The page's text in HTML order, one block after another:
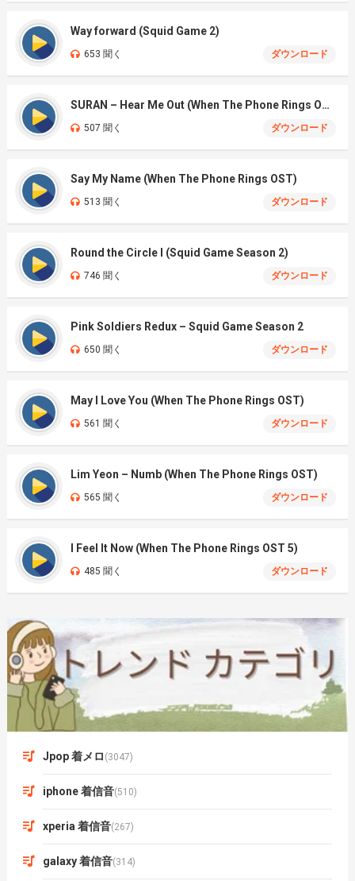
Way forward (Squid Game 2)
653 聞く ダウンロード
SURAN – Hear Me Out (When The Phone Rings OST)
507 聞く ダウンロード
Say My Name (When The Phone Rings OST)
513 聞く ダウンロード
Round the Circle I (Squid Game Season 2)
746 聞く ダウンロード
Pink Soldiers Redux – Squid Game Season 2
650 聞く ダウンロード
May I Love You (When The Phone Rings OST)
561 聞く ダウンロード
Lim Yeon – Numb (When The Phone Rings OST)
565 聞く ダウンロード
I Feel It Now (When The Phone Rings OST 5)
485 聞く ダウンロード
Jpop 着メロ (3047)
iphone 着信音(510)
xperia 着信音(267)
galaxy 着信音(314)